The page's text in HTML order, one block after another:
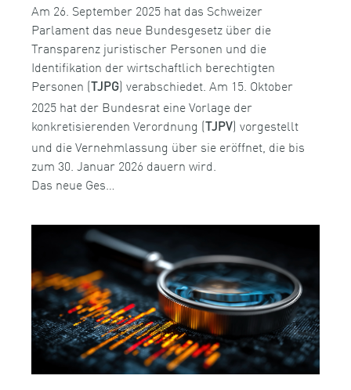
Am 26. September 2025 hat das Schweizer
Parlament das neue Bundesgesetz über die
Transparenz juristischer Personen und die
Identifikation der wirtschaftlich berechtigten
Personen ( TJPG) verabschiedet. Am 15. Oktober
2025 hat der Bundesrat eine Vorlage der
konkretisierenden Verordnung ( TJPV) vorgestellt
und die Vernehmlassung über sie eröffnet, die bis
zum 30. Januar 2026 dauern wird.
Das neue Ges…